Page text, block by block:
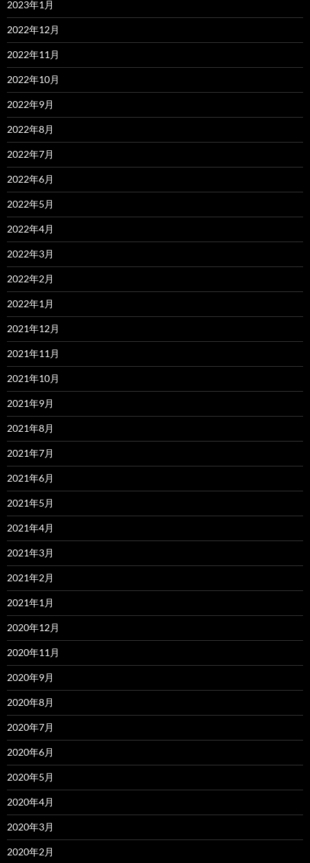
2023年1月
2022年12月
2022年11月
2022年10月
2022年9月
2022年8月
2022年7月
2022年6月
2022年5月
2022年4月
2022年3月
2022年2月
2022年1月
2021年12月
2021年11月
2021年10月
2021年9月
2021年8月
2021年7月
2021年6月
2021年5月
2021年4月
2021年3月
2021年2月
2021年1月
2020年12月
2020年11月
2020年9月
2020年8月
2020年7月
2020年6月
2020年5月
2020年4月
2020年3月
2020年2月